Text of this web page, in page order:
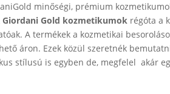
minőségi, prémium
Giordani Gold kozmetikumok régóta a
A termékek a kozmetikai
áron. Ezek közül szeretnék
stílusú is egyben de, megfelel akár